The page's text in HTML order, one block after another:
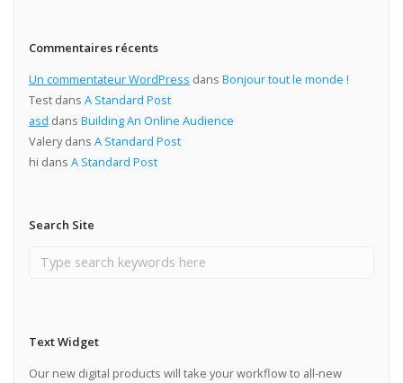
Commentaires récents
Un commentateur WordPress dans Bonjour tout le monde !
Testdans A Standard Post
asd dans Building An Online Audience
Valerydans A Standard Post
hi dans A Standard Post
Search Site
Text Widget
Our new digital products will take your workflow to all-new